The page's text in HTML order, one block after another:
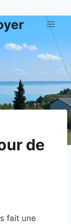
de
fait une